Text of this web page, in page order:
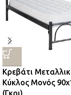
Κρεβάτι
Κύκλος Μονός
(Γκρι)